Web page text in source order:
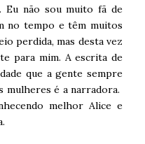
Eu não sou muito fã de
no tempo e têm muitos
perdida, mas desta vez
para mim. A escrita de
que a gente sempre
mulheres é a narradora.
melhor Alice e